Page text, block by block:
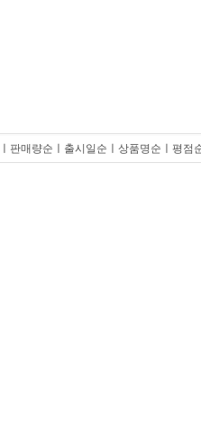
ㅣ 판매량순 ㅣ 출시일순 ㅣ 상품명순 ㅣ 평점